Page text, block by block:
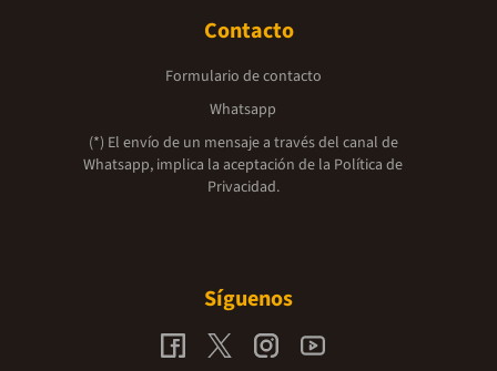
Contacto
Formulario de contacto
Whatsapp
(*) El envío de un mensaje a través del canal de
Whatsapp, implica la aceptación de la Política de
Privacidad.
Síguenos